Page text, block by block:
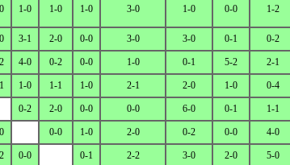
1-0 1-0 1-0 3-0 1-0 0-0 1-2
3-1 2-0 0-0 3-0 3-0 0-1 0-2
4-0 0-2 0-0 1-0 0-1 5-2 2-1
1-0 1-1 1-0 2-1 2-0 1-0 0-4
0-2 2-0 0-0 0-0 6-0 0-1 1-1
0-0 1-0 2-0 0-2 0-0 4-0
0-0 0-1 2-2 3-0 2-0 5-0